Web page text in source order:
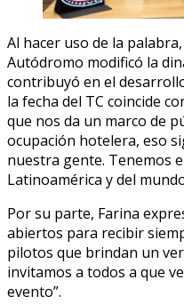
Al hacer uso de la
Autódromo modificó la
contribuyó en el
la fecha del TC coincide
que nos da un marco de
ocupación hotelera, eso
nuestra gente. Tenemos
Latinoamérica y del
Por su parte, Farina
abiertos para recibir
pilotos que brindan un
invitamos a todos a que
evento”.